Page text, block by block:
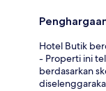
Hotel Butik
- Properti ini
berdasarkan